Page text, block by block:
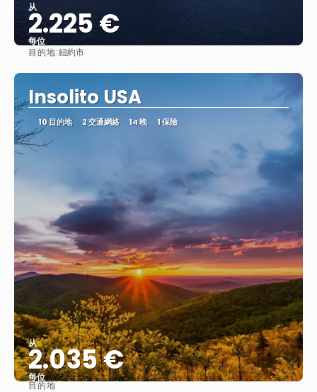
从
2.225 €
每位
目的地:紐約市
Insolito USA
10 目的地 2 交通網絡 14 晚 1 保險
从
2.035 €
每位
目的地